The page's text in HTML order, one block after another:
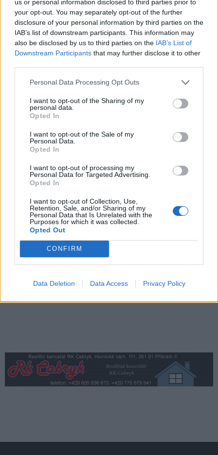
us or personal information disclosed to third parties prior to
your opt-out. You may separately opt-out of the further
disclosure of your personal information by third parties on the
IAB’s list of downstream participants. This information may
also be disclosed by us to third parties on the IAB’s List of
Downstream Participants that may further disclose it to other
Personal Data Processing Opt Outs
I want to opt-out of the Sharing of my
personal data.
Opted In
I want to opt-out of the Sale of my
Personal Data.
Opted In
I want to opt-out of processing my
Personal Data for Targeted Advertising.
Opted In
I want to opt-out of Collection, Use,
Retention, Sale, and/or Sharing of my
Personal Data that Is Unrelated with the
Purposes for which it was collected.
Opted Out
CONFIRM
Data Deletion Data Access Privacy Policy
SOUVISEJÍCÍ ČLÁNKY
VÍCE OD AUTORA
Zpravodajství
Většina koupališť na Příbramsku nabízí
Živohošti
Zpravodajství
Přibudou i tři nové poblíž Svaté Hory
Středočeský kraj upravil pravidla soutěže.
Obce nově získají body i za předcházení